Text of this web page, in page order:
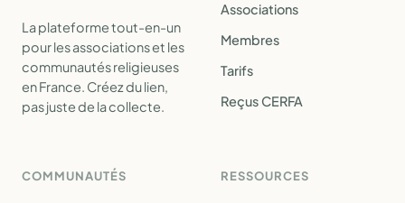
La plateforme tout-en-un
pour les associations et les
communautés religieuses
en France. Créez du lien,
pas juste de la collecte.
Associations
Membres
Tarifs
Reçus CERFA
COMMUNAUTÉS RESSOURCES